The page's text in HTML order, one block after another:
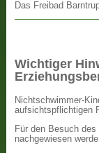
Das Freibad
Wichtiger
Nichtschwimmer-
aufsichtspflichtigen
Für den Besuch
nachgewiesen